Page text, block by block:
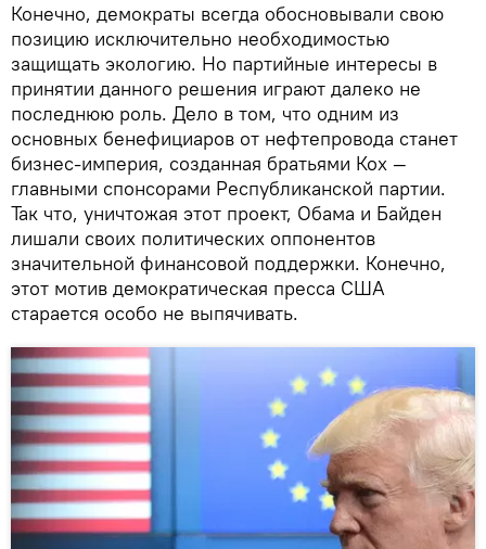
Конечно, демократы всегда обосновывали свою
позицию исключительно необходимостью
защищать экологию. Но партийные интересы в
принятии данного решения играют далеко не
последнюю роль. Дело в том, что одним из
основных бенефициаров от нефтепровода станет
бизнес-империя, созданная братьями Кох —
главными спонсорами Республиканской партии.
Так что, уничтожая этот проект, Обама и Байден
лишали своих политических оппонентов
значительной финансовой поддержки. Конечно,
этот мотив демократическая пресса США
старается особо не выпячивать.